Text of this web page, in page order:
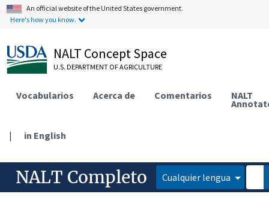
An official website of the United States government.
Here's how you know.
NALT Concept Space
U.S. DEPARTMENT OF AGRICULTURE
Vocabularios Acerca de Comentarios NALT
| in English
NALT Completo Cualquier lengua